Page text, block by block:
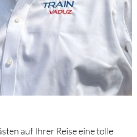
auf Ihrer Reise eine tolle